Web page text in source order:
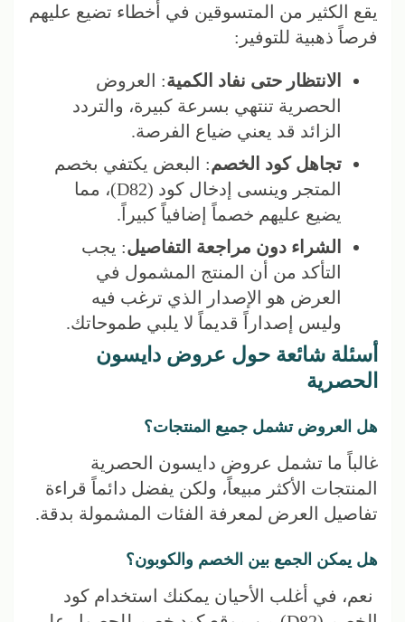
يقع الكثير من المتسوقين في أخطاء تضيع عليهم
فرصاً ذهبية للتوفير:
الانتظار حتى نفاد الكمية: العروض
الحصرية تنتهي بسرعة كبيرة، والتردد
الزائد قد يعني ضياع الفرصة.
تجاهل كود الخصم: البعض يكتفي بخصم
المتجر وينسى إدخال كود (D82)، مما
يضيع عليهم خصماً إضافياً كبيراً.
الشراء دون مراجعة التفاصيل: يجب
التأكد من أن المنتج المشمول في
العرض هو الإصدار الذي ترغب فيه
وليس إصداراً قديماً لا يلبي طموحاتك.
أسئلة شائعة حول عروض دايسون
الحصرية
هل العروض تشمل جميع المنتجات؟
غالباً ما تشمل عروض دايسون الحصرية
المنتجات الأكثر مبيعاً، ولكن يفضل دائماً قراءة
تفاصيل العرض لمعرفة الفئات المشمولة بدقة.
هل يمكن الجمع بين الخصم والكوبون؟
نعم، في أغلب الأحيان يمكنك استخدام كود